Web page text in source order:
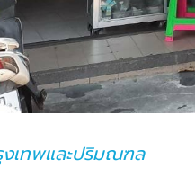
งเทพและปริมณฑล